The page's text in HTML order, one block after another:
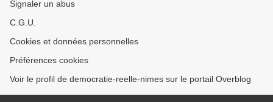
Signaler un abus
C.G.U.
Cookies et données personnelles
Préférences cookies
Voir le profil de democratie-reelle-nimes sur le portail Overblog